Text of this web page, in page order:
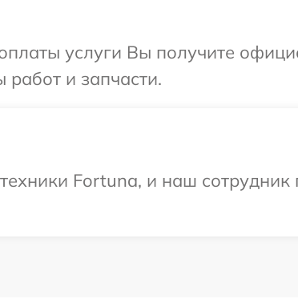
услуги Вы получите
работ и запчасти.
Fortuna, и наш сотрудник